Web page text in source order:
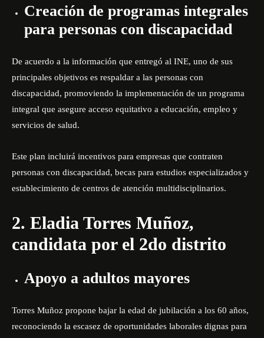
Creación de programas integrales
para personas con discapacidad
De acuerdo a la información que entregó al INE, uno de sus
principales objetivos es respaldar a las personas con
discapacidad, promoviendo la implementación de un programa
integral que asegure acceso equitativo a educación, empleo y
servicios de salud.
Este plan incluirá incentivos para empresas que contraten
personas con discapacidad, becas para estudios especializados y
establecimiento de centros de atención multidisciplinarios.
2. Eladia Torres Muñoz,
candidata por el 2do distrito
Apoyo a adultos mayores
Torres Muñoz propone bajar la edad de jubilación a los 60 años,
reconociendo la escasez de oportunidades laborales dignas para